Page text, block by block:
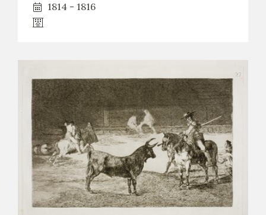
1814 - 1816